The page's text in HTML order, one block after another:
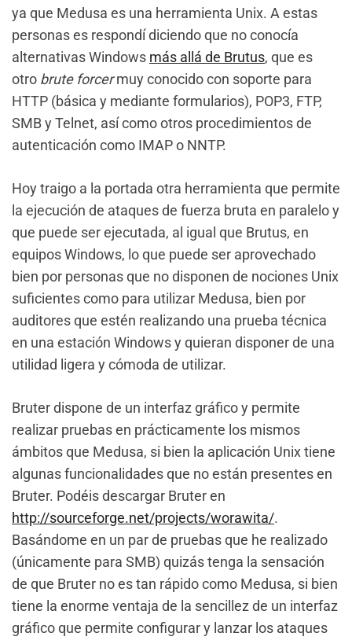
ya que Medusa es una herramienta Unix. A estas
personas es respondí diciendo que no conocía
alternativas Windows más allá de Brutus, que es
otro brute forcermuy conocido con soporte para
HTTP (básica y mediante formularios), POP3, FTP,
SMB y Telnet, así como otros procedimientos de
autenticación como IMAP o NNTP.
Hoy traigo a la portada otra herramienta que permite
la ejecución de ataques de fuerza bruta en paralelo y
que puede ser ejecutada, al igual que Brutus, en
equipos Windows, lo que puede ser aprovechado
bien por personas que no disponen de nociones Unix
suficientes como para utilizar Medusa, bien por
auditores que estén realizando una prueba técnica
en una estación Windows y quieran disponer de una
utilidad ligera y cómoda de utilizar.
Bruter dispone de un interfaz gráfico y permite
realizar pruebas en prácticamente los mismos
ámbitos que Medusa, si bien la aplicación Unix tiene
algunas funcionalidades que no están presentes en
Bruter. Podéis descargar Bruter en
http://sourceforge.net/projects/worawita/.
Basándome en un par de pruebas que he realizado
(únicamente para SMB) quizás tenga la sensación
de que Bruter no es tan rápido como Medusa, si bien
tiene la enorme ventaja de la sencillez de un interfaz
gráfico que permite configurar y lanzar los ataques